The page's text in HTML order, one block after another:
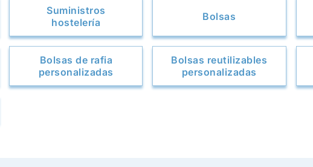
Suministros
hostelería
Bolsas
Bolsas de rafia
personalizadas
Bolsas reutilizables
personalizadas